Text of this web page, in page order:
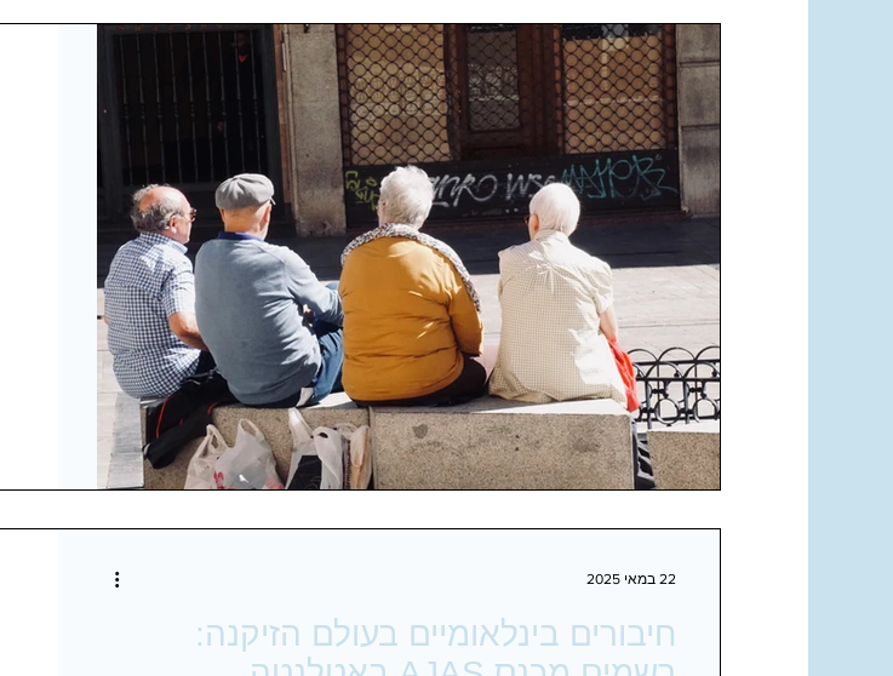
מקדים תרופה = מקדם בריאות: המרשם
החברתי כמודל חדש לזיקנה בישראל
הרעיון המרכזי ב"מרשם חברתי" הוא שחלק מהבעיות הבריאותיות,
במיוחד בתחומים כמו בריאות נפשית, בדידות, ניהול מחלות כרוניות
ושיפור איכות החיים, יכולות לקבל מענה לא רק באמצעות תרופות
וטיפולים רפואיים, אלא גם דרך השתלבות בפעילויות חברתיות, תרבותיות
ופיזיות
29 במאי 2025
חיבורים בינלאומיים בעולם הזיקנה:
22 במאי 2025